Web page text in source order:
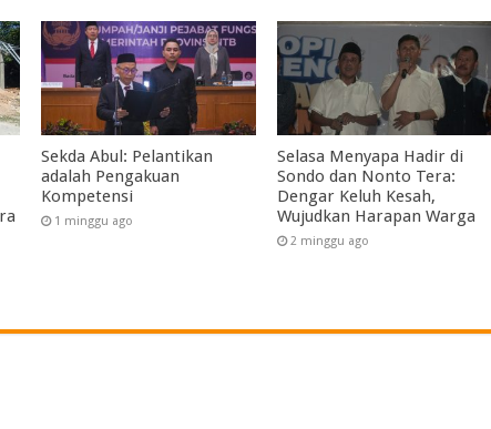
Sekda Abul: Pelantikan
adalah Pengakuan
Kompetensi
1 minggu ago
Selasa Menyapa Hadir di
Sondo dan Nonto Tera:
Dengar Keluh Kesah,
Wujudkan Harapan Warga
2 minggu ago